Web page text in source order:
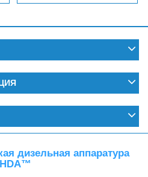
дизельная аппаратура